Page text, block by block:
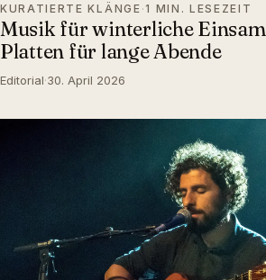
KURATIERTE KLÄNGE ·1 MIN. LESEZEIT
Musik für winterliche
Platten für lange Abende
Editorial·30. April 2026